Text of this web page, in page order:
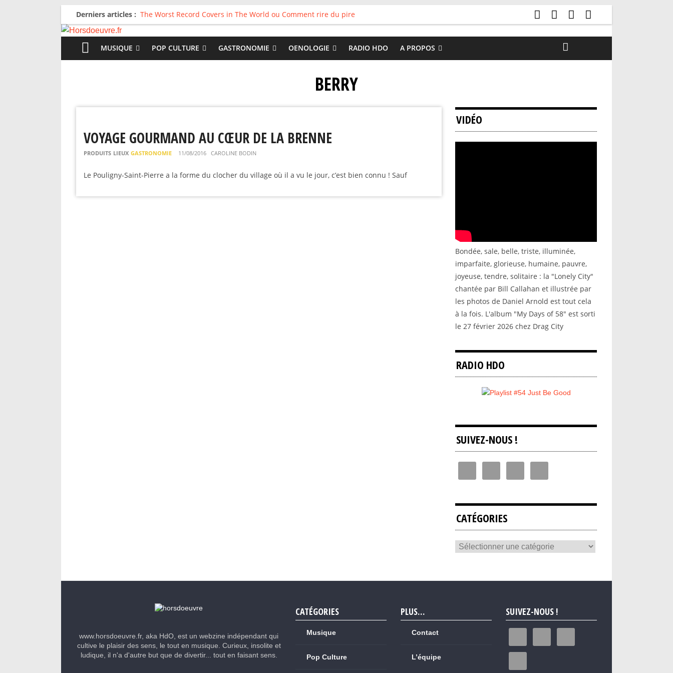
Derniers articles : The Worst Record Covers in The World ou Comment rire du pire
Avril 2026 : C’est dans les vieux pots qu’on fait les meilleurs loops !
Salvaation : Electro Ladyland
For The First Time, Again : Tyler Ballgame plie le game
Radio HDO #54 : Just be Good
MUSIQUE POP CULTURE GASTRONOMIE OENOLOGIE RADIO HDO A PROPOS
BERRY
VOYAGE GOURMAND AU CŒUR DE LA BRENNE
PRODUITS LIEUX GASTRONOMIE 11/08/2016 CAROLINE BODIN
Le Pouligny-Saint-Pierre a la forme du clocher du village où il a vu le jour, c’est bien connu ! Sauf
VIDÉO
Bondée, sale, belle, triste, illuminée,
imparfaite, glorieuse, humaine, pauvre,
joyeuse, tendre, solitaire : la "Lonely City"
chantée par Bill Callahan et illustrée par
les photos de Daniel Arnold est tout cela
à la fois. L'album "My Days of 58" est sorti
le 27 février 2026 chez Drag City
RADIO HDO
SUIVEZ-NOUS !
CATÉGORIES
www.horsdoeuvre.fr, aka HdO, est un webzine indépendant qui
cultive le plaisir des sens, le tout en musique. Curieux, insolite et
ludique, il n'a d'autre but que de divertir... tout en faisant sens.
CATÉGORIES
Musique
Pop Culture
PLUS…
Contact
L’équipe
SUIVEZ-NOUS !